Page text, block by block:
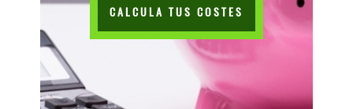
CALCULA TUS COSTES